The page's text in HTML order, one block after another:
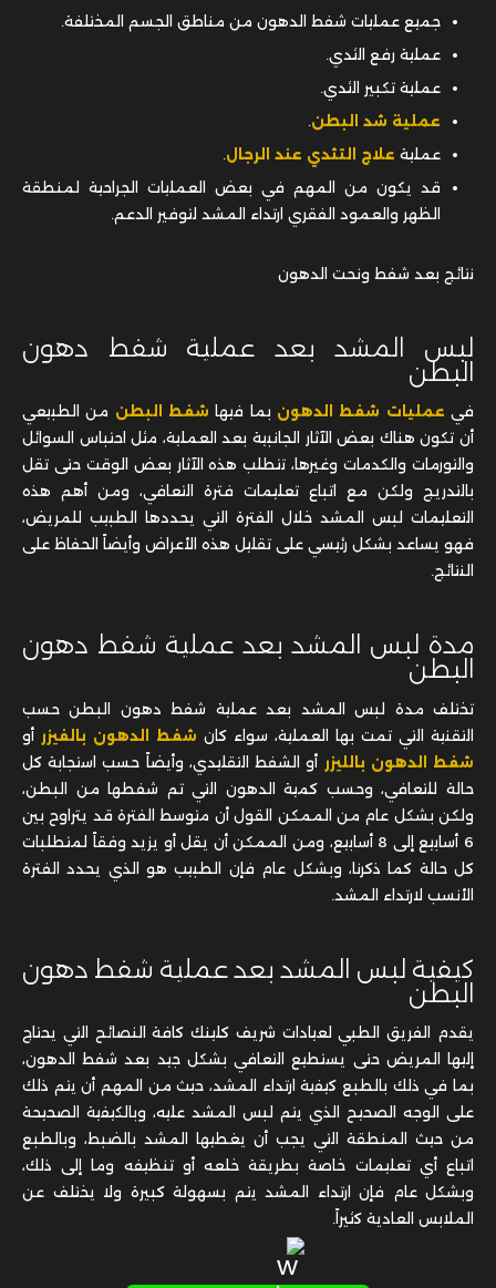
جميع عمليات شفط الدهون من مناطق الجسم المختلفة.
عملية رفع الثدي.
عملية تكبير الثدي.
عملية شد البطن
عملية علاج التثدي عند الرجال
قد يكون من المهم في بعض العمليات الجراحية لمنطقة
الظهر والعمود الفقري ارتداء المشد لتوفير الدعم.
نتائج بعد شفط ونحت الدهون
لبس المشد بعد عملية شفط دهون
البطن
في عمليات شفط الدهون بما فيها شفط البطن من الطبيعي
أن تكون هناك بعض الآثار الجانبية بعد العملية، مثل احتباس السوائل
والتورمات والكدمات وغيرها، تتطلب هذه الآثار بعض الوقت حتى تقل
بالتدريج ولكن مع اتباع تعليمات فترة التعافي، ومن أهم هذه
التعليمات لبس المشد خلال الفترة التي يحددها الطبيب للمريض،
فهو يساعد بشكل رئيسي على تقليل هذه الأعراض وأيضاً الحفاظ على
النتائج.
مدة لبس المشد بعد عملية شفط دهون
البطن
تختلف مدة لبس المشد بعد عملية شفط دهون البطن حسب
التقنية التي تمت بها العملية، سواء كان شفط الدهون بالفيزر أو
شفط الدهون بالليزر أو الشفط التقليدي، وأيضاً حسب استجابة كل
حالة للتعافي، وحسب كمية الدهون التي تم شفطها من البطن،
ولكن بشكل عام من الممكن القول أن متوسط الفترة قد يتراوح بين
6 أسابيع إلى 8 أسابيع، ومن الممكن أن يقل أو يزيد وفقاً لمتطلبات
كل حالة كما ذكرنا، وبشكل عام فإن الطبيب هو الذي يحدد الفترة
الأنسب لارتداء المشد.
كيفية لبس المشد بعد عملية شفط دهون
البطن
يقدم الفريق الطبي لعيادات شريف كلينك كافة النصائح التي يحتاج
إليها المريض حتى يستطيع التعافي بشكل جيد بعد شفط الدهون،
بما في ذلك بالطبع كيفية ارتداء المشد، حيث من المهم أن يتم ذلك
على الوجه الصحيح الذي يتم لبس المشد عليه، وبالكيفية الصحيحة
من حيث المنطقة التي يجب أن يغطيها المشد بالضبط، وبالطبع
اتباع أي تعليمات خاصة بطريقة خلعه أو تنظيفه وما إلى ذلك،
وبشكل عام فإن ارتداء المشد يتم بسهولة كبيرة ولا يختلف عن
الملابس العادية كثيراً.